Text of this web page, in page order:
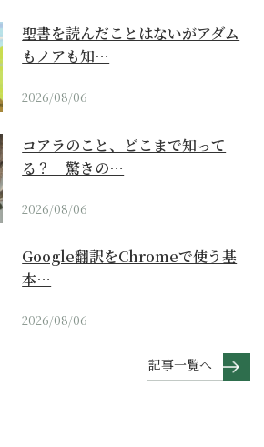
聖書を読んだことはないがアダム
もノアも知…
2026/08/06
コアラのこと、どこまで知って
る？ 驚きの…
2026/08/06
Google翻訳をChromeで使う基
本…
2026/08/06
記事一覧へ